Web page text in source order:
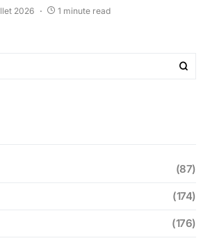
2026 1 minute read
(87)
(174)
(176)